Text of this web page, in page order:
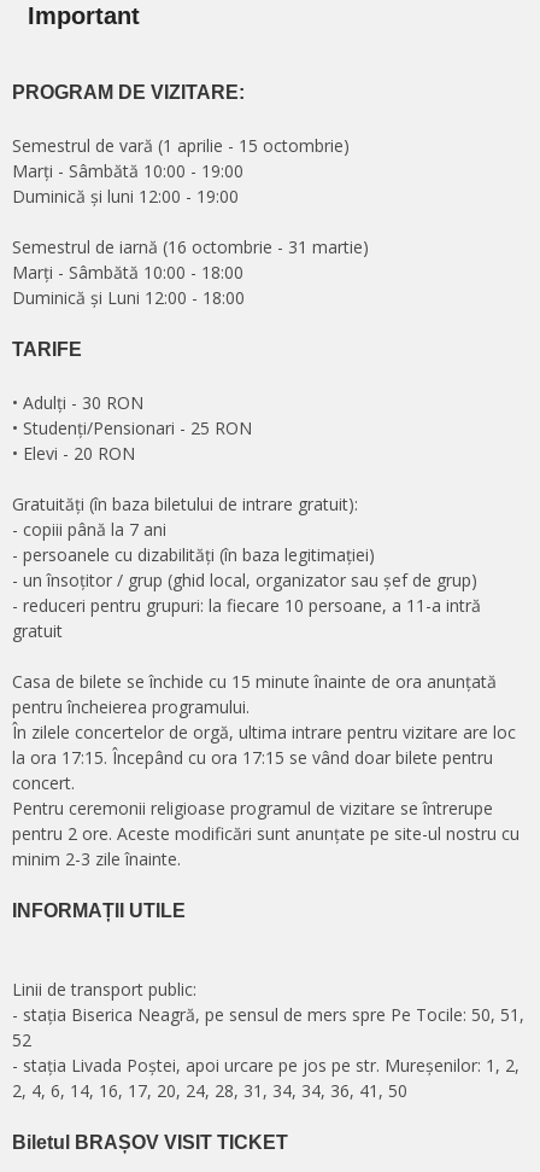
Important
PROGRAM DE VIZITARE:
Semestrul de vară (1 aprilie - 15 octombrie)
Marți - Sâmbătă 10:00 - 19:00
Duminică și luni 12:00 - 19:00
Semestrul de iarnă (16 octombrie - 31 martie)
Marți - Sâmbătă 10:00 - 18:00
Duminică și Luni 12:00 - 18:00
TARIFE
• Adulți - 30 RON
• Studenți/Pensionari - 25 RON
• Elevi - 20 RON
Gratuități (în baza biletului de intrare gratuit):
- copiii până la 7 ani
- persoanele cu dizabilități (în baza legitimaţiei)
- un însoţitor / grup (ghid local, organizator sau şef de grup)
- reduceri pentru grupuri: la fiecare 10 persoane, a 11-a intră
gratuit
Casa de bilete se închide cu 15 minute înainte de ora anunţată
pentru încheierea programului.
În zilele concertelor de orgă, ultima intrare pentru vizitare are loc
la ora 17:15. Începând cu ora 17:15 se vând doar bilete pentru
concert.
Pentru ceremonii religioase programul de vizitare se întrerupe
pentru 2 ore. Aceste modificări sunt anunțate pe site-ul nostru cu
minim 2-3 zile înainte.
INFORMAȚII UTILE
Linii de transport public:
- stația Biserica Neagră, pe sensul de mers spre Pe Tocile: 50, 51,
52
- stația Livada Poștei, apoi urcare pe jos pe str. Mureșenilor: 1, 2,
2, 4, 6, 14, 16, 17, 20, 24, 28, 31, 34, 34, 36, 41, 50
Biletul BRAȘOV VISIT TICKET